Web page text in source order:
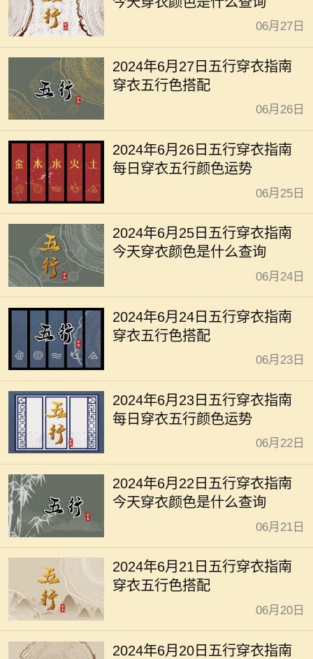
06月27日
2024年6月27日五行穿衣指南
穿衣五行色搭配
06月26日
2024年6月26日五行穿衣指南
每日穿衣五行颜色运势
06月25日
2024年6月25日五行穿衣指南
今天穿衣颜色是什么查询
06月24日
2024年6月24日五行穿衣指南
穿衣五行色搭配
06月23日
2024年6月23日五行穿衣指南
每日穿衣五行颜色运势
06月22日
2024年6月22日五行穿衣指南
今天穿衣颜色是什么查询
06月21日
2024年6月21日五行穿衣指南
穿衣五行色搭配
06月20日
2024年6月20日五行穿衣指南